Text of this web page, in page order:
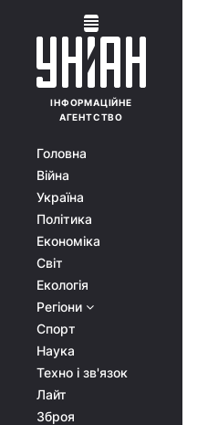
ІНФОРМАЦІЙНЕ
АГЕНТСТВО
Головна
Війна
Україна
Політика
Економіка
Світ
Екологія
Регіони
Спорт
Наука
Техно і зв'язок
Лайт
Зброя